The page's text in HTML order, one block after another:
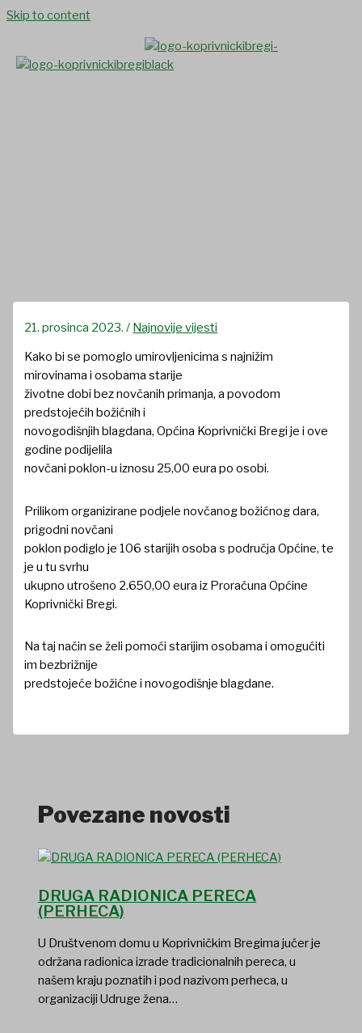
Skip to content
21. prosinca 2023./ Najnovije vijesti
Kako bi se pomoglo umirovljenicima s najnižim
mirovinama i osobama starije
životne dobi bez novčanih primanja, a povodom
predstojećih božićnih i
novogodišnjih blagdana, Općina Koprivnički Bregi je i ove
godine podijelila
novčani poklon-u iznosu 25,00 eura po osobi.
Prilikom organizirane podjele novčanog božićnog dara,
prigodni novčani
poklon podiglo je 106 starijih osoba s područja Općine, te
je u tu svrhu
ukupno utrošeno 2.650,00 eura iz Proračuna Općine
Koprivnički Bregi.
Na taj način se želi pomoći starijim osobama i omogućiti
im bezbrižnije
predstojeće božićne i novogodišnje blagdane.
Povezane novosti
DRUGA RADIONICA PERECA
(PERHECA)
U Društvenom domu u Koprivničkim Bregima jučer je
održana radionica izrade tradicionalnih pereca, u
našem kraju poznatih i pod nazivom perheca, u
organizaciji Udruge žena…